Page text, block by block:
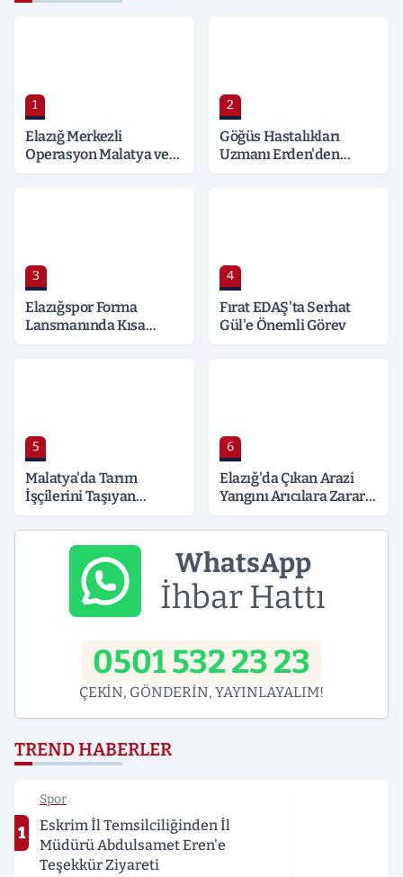
1
Elazığ Merkezli
Operasyon Malatya ve
2
Göğüs Hastalıkları
Uzmanı Erden'den
3
Elazığspor Forma
Lansmanında Kısa
4
Fırat EDAŞ'ta Serhat
Gül'e Önemli Görev
5
Malatya'da Tarım
İşçilerini Taşıyan
Yaralı
6
Elazığ'da Çıkan Arazi
Yangını Arıcılara Zarar
WhatsApp
İhbar Hattı
0501 532 23 23
ÇEKİN, GÖNDERİN, YAYINLAYALIM!
TREND HABERLER
1
Spor
Eskrim İl Temsilciliğinden İl
Müdürü Abdulsamet Eren'e
Teşekkür Ziyareti